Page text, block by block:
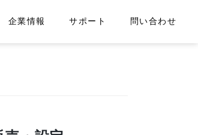
企業情報 サポート 問い合わせ